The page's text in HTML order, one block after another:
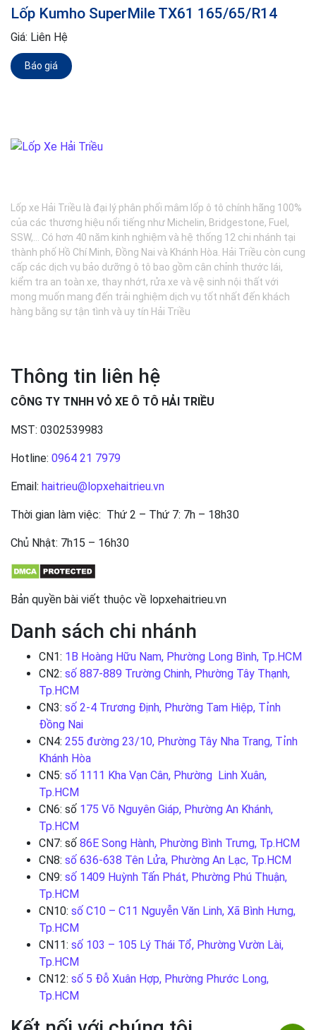
Lốp Kumho SuperMile TX61 165/65/R14
Giá: Liên Hệ
Báo giá
Lốp xe Hải Triều là đại lý phân phối mâm lốp ô tô chính hãng 100%
của các thương hiệu nổi tiếng như Michelin, Bridgestone, Fuel,
SSW,... Có hơn 40 năm kinh nghiệm và hệ thống 12 chi nhánh tại
thành phố Hồ Chí Minh, Đồng Nai và Khánh Hòa. Hải Triều còn cung
cấp các dịch vụ bảo dưỡng ô tô bao gồm cân chỉnh thước lái,
kiểm tra an toàn xe, thay nhớt, rửa xe và vệ sinh nội thất với
mong muốn mang đến trải nghiệm dịch vụ tốt nhất đến khách
hàng bằng sự tận tình và uy tín Hải Triều
Thông tin liên hệ
CÔNG TY TNHH VỎ XE Ô TÔ HẢI TRIỀU
MST: 0302539983
Hotline: 0964 21 7979
Email: haitrieu@lopxehaitrieu.vn
Thời gian làm việc: Thứ 2 – Thứ 7: 7h – 18h30
Chủ Nhật: 7h15 – 16h30
Bản quyền bài viết thuộc về lopxehaitrieu.vn
Danh sách chi nhánh
CN1: 1B Hoàng Hữu Nam, Phường Long Bình, Tp.HCM
CN2: số 887-889 Trường Chinh, Phường Tây Thạnh,
Tp.HCM
CN3: số 2-4 Trương Định, Phường Tam Hiệp, Tỉnh
Đồng Nai
CN4: 255 đường 23/10, Phường Tây Nha Trang, Tỉnh
Khánh Hòa
CN5: số 1111 Kha Vạn Cân, Phường Linh Xuân,
Tp.HCM
CN6: số 175 Võ Nguyên Giáp, Phường An Khánh,
Tp.HCM
CN7: số 86E Song Hành, Phường Bình Trưng, Tp.HCM
CN8: số 636-638 Tên Lửa, Phường An Lạc, Tp.HCM
CN9: số 1409 Huỳnh Tấn Phát, Phường Phú Thuận,
Tp.HCM
CN10: số C10 – C11 Nguyễn Văn Linh, Xã Bình Hưng,
Tp.HCM
CN11: số 103 – 105 Lý Thái Tổ, Phường Vườn Lài,
Tp.HCM
CN12: số 5 Đỗ Xuân Hợp, Phường Phước Long,
Tp.HCM